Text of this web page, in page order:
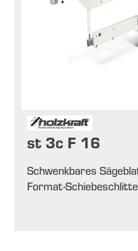
st 3c F 16
Schwenkbares
Format-